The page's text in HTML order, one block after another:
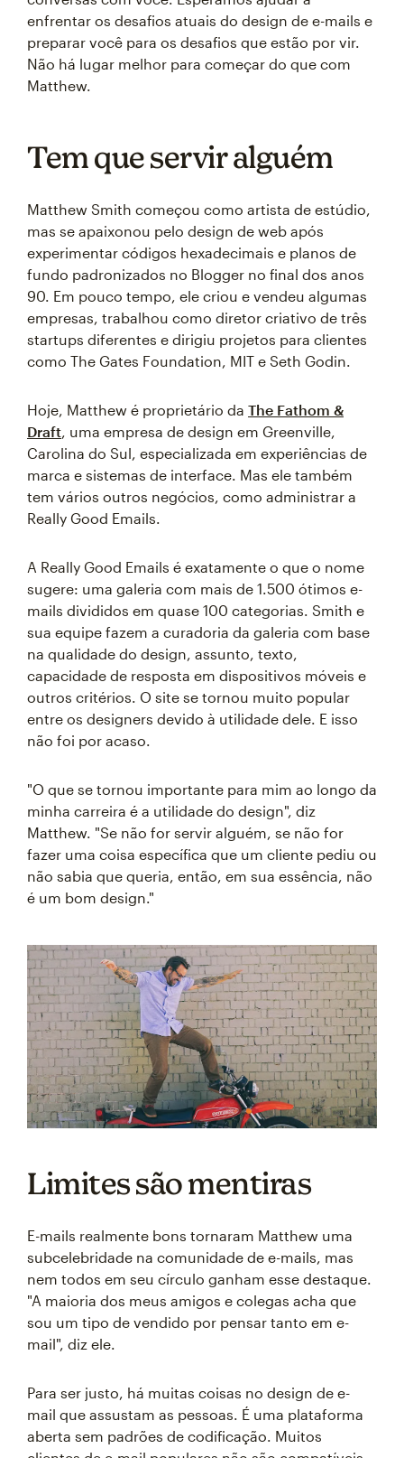
enfrentar os desafios atuais do design de e-mails e
preparar você para os desafios que estão por vir.
Não há lugar melhor para começar do que com
Matthew.
Tem que servir alguém
Matthew Smith começou como artista de estúdio,
mas se apaixonou pelo design de web após
experimentar códigos hexadecimais e planos de
fundo padronizados no Blogger no final dos anos
90. Em pouco tempo, ele criou e vendeu algumas
empresas, trabalhou como diretor criativo de três
startups diferentes e dirigiu projetos para clientes
como The Gates Foundation, MIT e Seth Godin.
Hoje, Matthew é proprietário da The Fathom &
Draft , uma empresa de design em Greenville,
Carolina do Sul, especializada em experiências de
marca e sistemas de interface. Mas ele também
tem vários outros negócios, como administrar a
Really Good Emails.
A Really Good Emails é exatamente o que o nome
sugere: uma galeria com mais de 1.500 ótimos e-
mails divididos em quase 100 categorias. Smith e
sua equipe fazem a curadoria da galeria com base
na qualidade do design, assunto, texto,
capacidade de resposta em dispositivos móveis e
outros critérios. O site se tornou muito popular
entre os designers devido à utilidade dele. E isso
não foi por acaso.
"O que se tornou importante para mim ao longo da
minha carreira é a utilidade do design", diz
Matthew. "Se não for servir alguém, se não for
fazer uma coisa específica que um cliente pediu ou
não sabia que queria, então, em sua essência, não
é um bom design."
Limites são mentiras
E-mails realmente bons tornaram Matthew uma
subcelebridade na comunidade de e-mails, mas
nem todos em seu círculo ganham esse destaque.
"A maioria dos meus amigos e colegas acha que
sou um tipo de vendido por pensar tanto em e-
mail", diz ele.
Para ser justo, há muitas coisas no design de e-
mail que assustam as pessoas. É uma plataforma
aberta sem padrões de codificação. Muitos